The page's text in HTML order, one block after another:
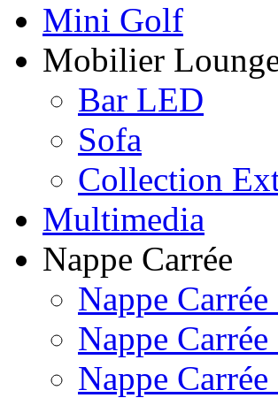
Mini Golf
Mobilier
Bar LED
Sofa
Collection
Multimedia
Nappe Carrée
Nappe
Nappe
Nappe